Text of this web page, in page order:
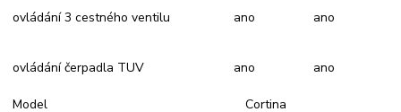
ovládání 3 cestného ventilu ano ano
ovládání čerpadla TUV ano ano
Model Cortina